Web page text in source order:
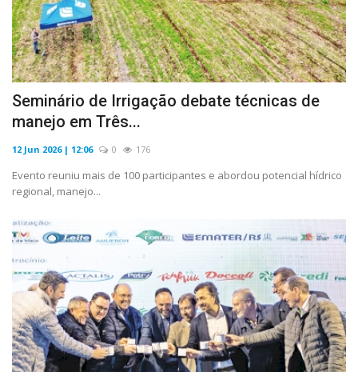
Seminário de Irrigação debate técnicas de
manejo em Três...
12 Jun 2026 | 12:06 0 176
Evento reuniu mais de 100 participantes e abordou potencial hídrico
regional, manejo...